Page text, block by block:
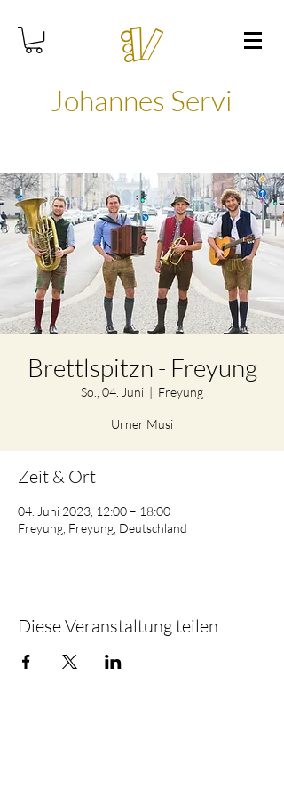
Johannes Servi
Brettlspitzn - Freyung
So., 04. Juni
  |
Freyung
Urner Musi
Zeit & Ort
04. Juni 2023, 12:00 – 18:00
Freyung, Freyung, Deutschland
Diese Veranstaltung teilen